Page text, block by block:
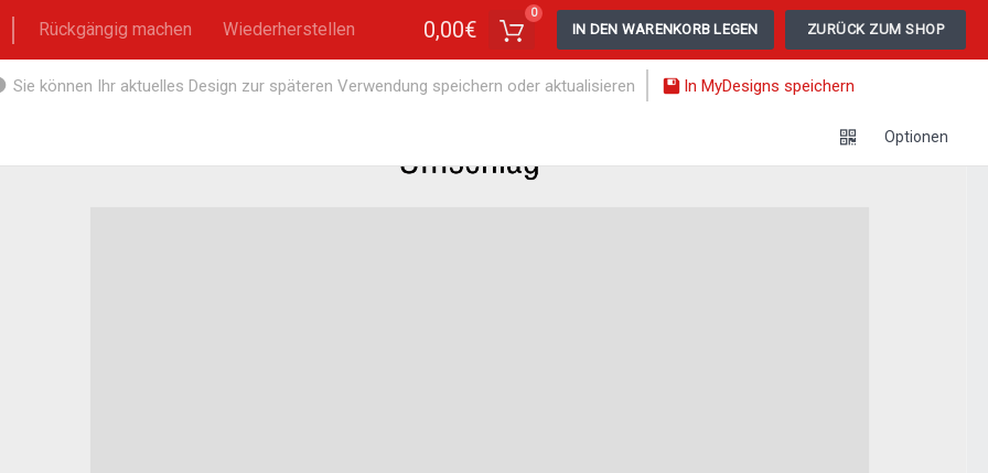
Rückgängig machen Wiederherstellen 0,00€
0
IN DEN WARENKORB LEGEN ZURÜCK ZUM SHOP
Sie können Ihr aktuelles Design zur späteren Verwendung speichern oder aktualisieren In MyDesigns speichern
Optionen